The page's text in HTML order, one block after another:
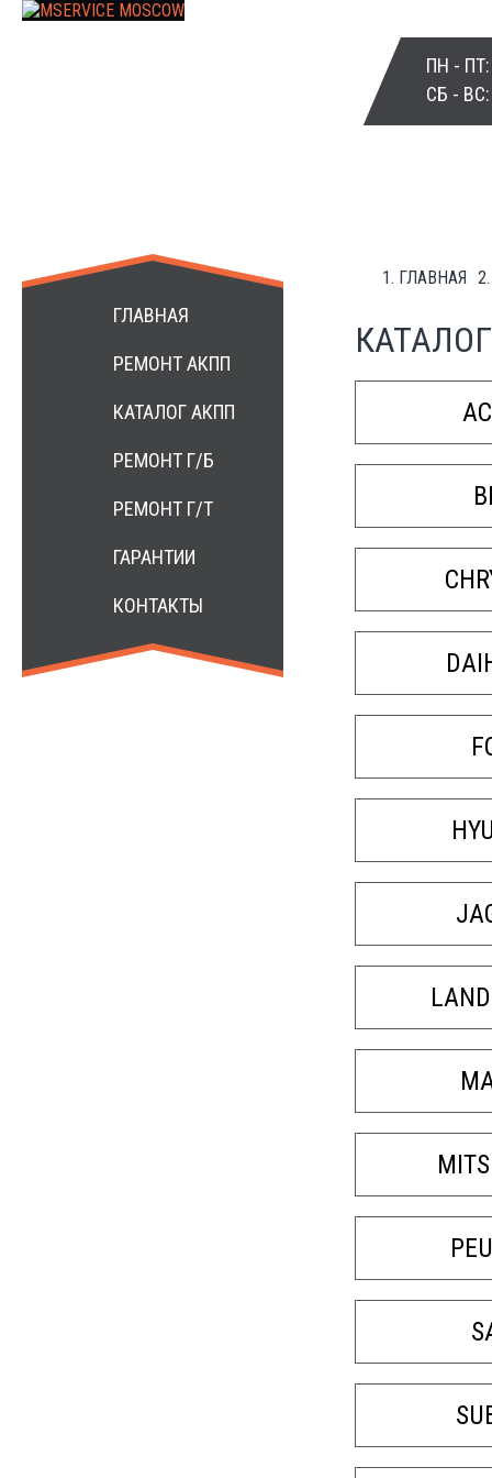
ПН -
СБ -
+7 499 3984172
ГЛАВНАЯ
РЕМОНТ АКПП
КАТАЛОГ АКПП
РЕМОНТ Г/Б
РЕМОНТ Г/Т
ГАРАНТИИ
КОНТАКТЫ
ГЛАВНАЯ
КАТАЛОГ